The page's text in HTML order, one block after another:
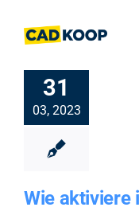
31
03, 2023
Wie aktiviere